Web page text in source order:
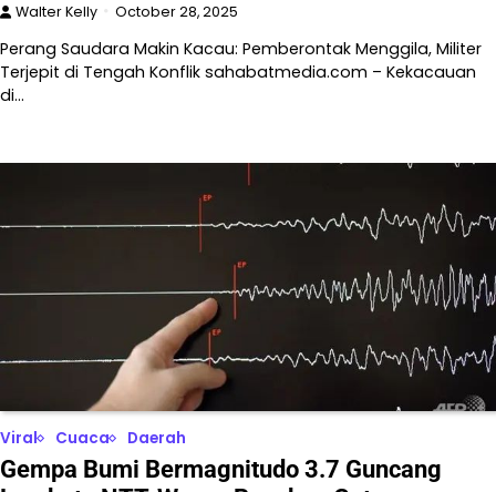
Walter Kelly October 28, 2025
Perang Saudara Makin Kacau: Pemberontak Menggila, Militer
Terjepit di Tengah Konflik sahabatmedia.com – Kekacauan
di…
Viral Cuaca Daerah
Gempa Bumi Bermagnitudo 3.7 Guncang